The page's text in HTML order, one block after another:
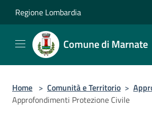
Regione Lombardia
Comune di Marnate
Home > Comunità e Territorio >
Approfondimenti Protezione Civile